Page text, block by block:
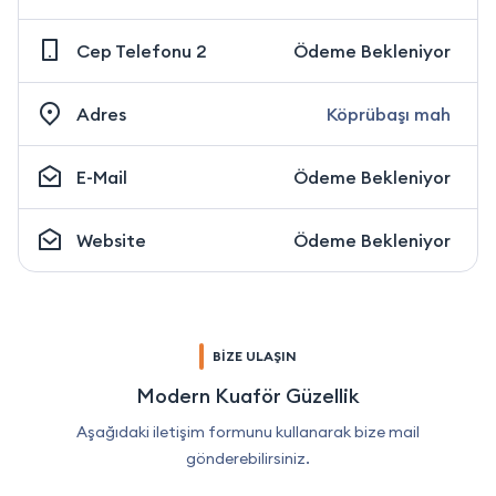
Cep Telefonu 2 Ödeme Bekleniyor
Adres Köprübaşı mah
E-Mail Ödeme Bekleniyor
Website Ödeme Bekleniyor
BİZE ULAŞIN
Modern Kuaför Güzellik
Aşağıdaki iletişim formunu kullanarak bize mail
gönderebilirsiniz.